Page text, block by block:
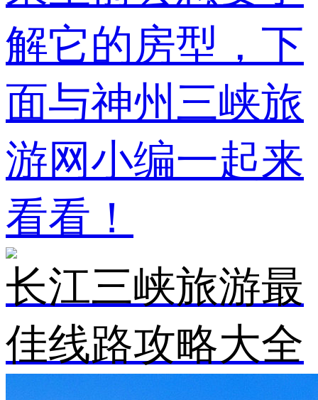
解它的房型，下
面与神州三峡旅
游网小编一起来
看看！
长江三峡旅游最
佳线路攻略大全